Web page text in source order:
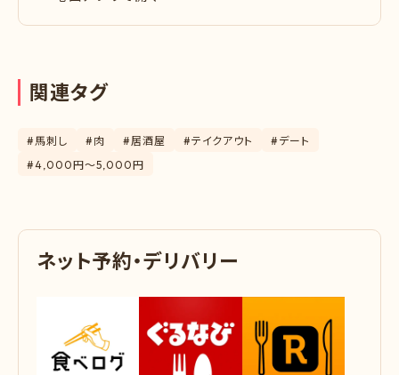
関連タグ
#馬刺し #肉 #居酒屋 #テイクアウト
#デート
#4,000円〜5,000円
ネッ ト予約・デリバリー